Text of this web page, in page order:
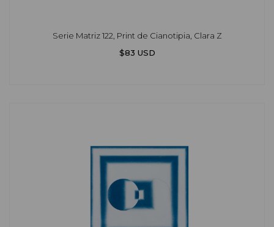
Serie Matriz 122, Print de Cianotipia, Clara Z
$83 USD